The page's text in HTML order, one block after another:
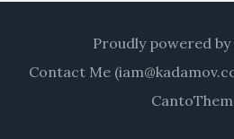
Proudly powered
Contact Me (